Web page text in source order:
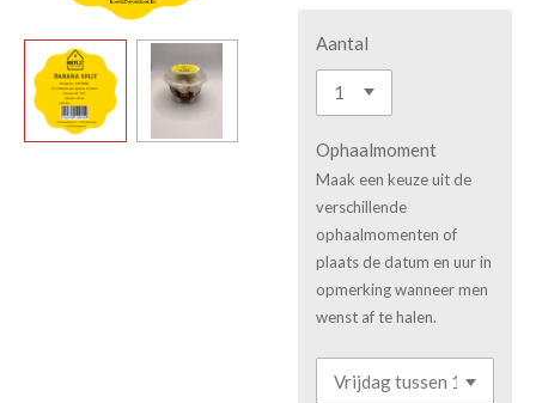
Aantal
Ophaalmoment
Maak een keuze uit de
verschillende
ophaalmomenten of
plaats de datum en uur in
opmerking wanneer men
wenst af te halen.